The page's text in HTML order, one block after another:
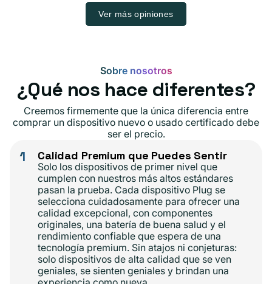
Ver más opiniones
Sobre nosotros
¿Qué nos hace diferentes?
Creemos firmemente que la única diferencia entre
comprar un dispositivo nuevo o usado certificado debe
ser el precio.
1 Calidad Premium que Puedes Sentir
Solo los dispositivos de primer nivel que
cumplen con nuestros más altos estándares
pasan la prueba. Cada dispositivo Plug se
selecciona cuidadosamente para ofrecer una
calidad excepcional, con componentes
originales, una batería de buena salud y el
rendimiento confiable que espera de una
tecnología premium. Sin atajos ni conjeturas:
solo dispositivos de alta calidad que se ven
geniales, se sienten geniales y brindan una